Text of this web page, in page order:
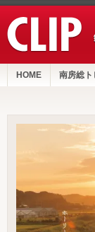
HOME 南房総ト